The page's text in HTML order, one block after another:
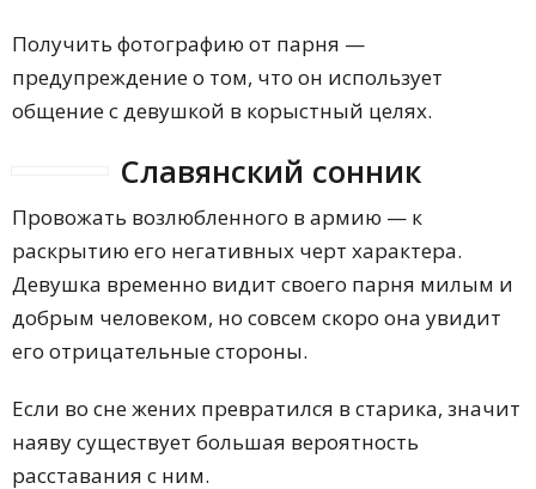
Получить фотографию от парня —
предупреждение о том, что он использует
общение с девушкой в корыстный целях.
Славянский сонник
Провожать возлюбленного в армию — к
раскрытию его негативных черт характера.
Девушка временно видит своего парня милым и
добрым человеком, но совсем скоро она увидит
его отрицательные стороны.
Если во сне жених превратился в старика, значит
наяву существует большая вероятность
расставания с ним.